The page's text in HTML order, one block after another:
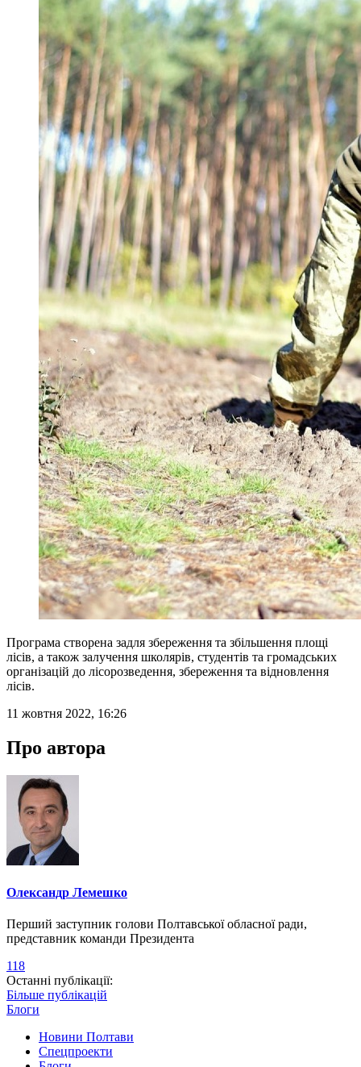
Програма створена задля збереження та збільшення площі
лісів, а також залучення школярів, студентів та громадських
організацій до лісорозведення, збереження та відновлення
лісів.
11 жовтня 2022, 16:26
Про автора
Олександр Лемешко
Перший заступник голови Полтавської обласної ради,
представник команди Президента
118
Останні публікації:
Більше публікацій
Блоги
Новини Полтави
Спецпроекти